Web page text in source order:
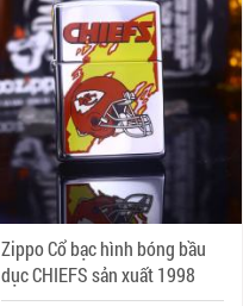
Zippo Cổ bạc hình bóng bầu
dục CHIEFS sản xuất 1998